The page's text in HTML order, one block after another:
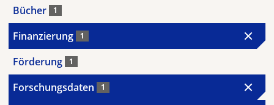
Bücher 1
Finanzierung 1
Förderung 1
Forschungsdaten 1